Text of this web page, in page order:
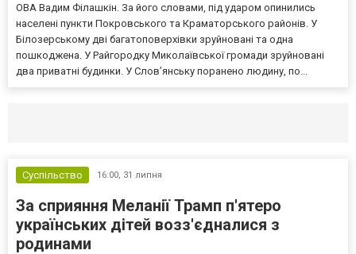
ОВА Вадим Філашкін. За його словами, під ударом опинились
населені пункти Покровського та Краматорського районів. У
Білозерському дві багатоповерхівки зруйновані та одна
пошкоджена. У Райгородку Миколаївської громади зруйновані
два приватні будинки. У Слов’янську поранено людину, по...
Суспільство 16:00, 31 липня
За сприяння Меланії Трамп п'ятеро
українських дітей возз'єдналися з
родинами